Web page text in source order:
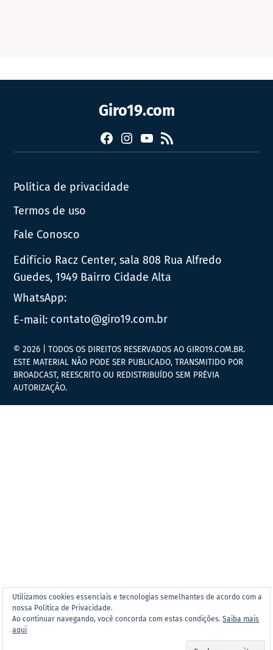
Giro19.com
FacebookInstagram
YouTube
RSS
Política de privacidade
Termos de uso
Fale Conosco
Edifício Racz Center, sala 808 Rua Alfredo
Guedes, 1949 Bairro Cidade Alta
WhatsApp:
E-mail: contato@giro19.com.br
Utilizamos cookies essenciais e tecnologias semelhantes de acordo com a
nossa Política de Privacidade.
Ao continuar navegando, você concorda com estas condições.Saiba mais
aqui
© 2026 | TODOS OS DIREITOS RESERVADOS AO GIRO19.COM.BR.
ESTE MATERIAL NÃO PODE SER PUBLICADO, TRANSMITIDO POR
BROADCAST, REESCRITO OU REDISTRIBUÍDO SEM PRÉVIA
AUTORIZAÇÃO.